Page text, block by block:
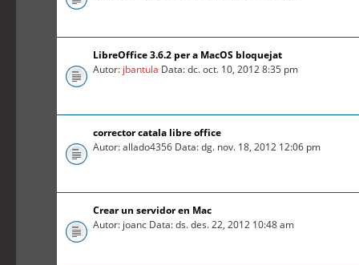
LibreOffice 3.6.2 per a MacOS bloquejat
Autor: jbantula Data: dc. oct. 10, 2012 8:35 pm
corrector catala libre office
Autor: allado4356 Data: dg. nov. 18, 2012 12:06 pm
Crear un servidor en Mac
Autor: joanc Data: ds. des. 22, 2012 10:48 am